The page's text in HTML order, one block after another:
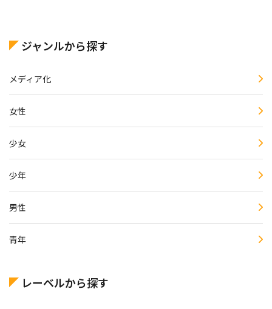
ジャンルから探す
メディア化
女性
少女
少年
男性
青年
レーベルから探す